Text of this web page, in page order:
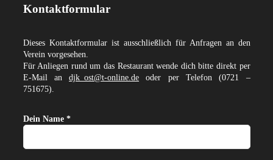
Kontaktformular
Dieses Kontaktformular ist ausschließlich für Anfragen an den
Verein vorgesehen.
Für Anliegen rund um das Restaurant wende dich bitte direkt per
E-Mail andjk_ost@t-online.de oder per Telefon (0721 –
751675).
Dein Name *